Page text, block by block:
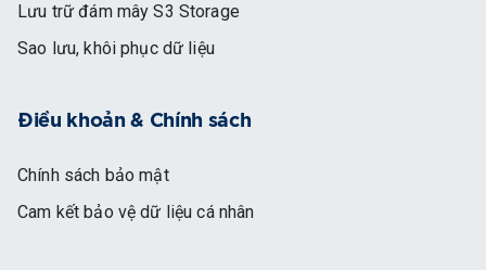
Lưu trữ đám mây S3 Storage
Sao lưu, khôi phục dữ liệu
Điều khoản & Chính sách
Chính sách bảo mật
Cam kết bảo vệ dữ liệu cá nhân